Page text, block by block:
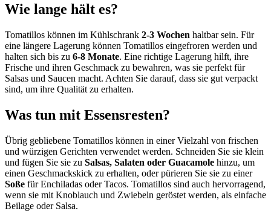
Wie lange hält es?
Tomatillos können im Kühlschrank 2-3 Wochen haltbar sein. Für
eine längere Lagerung können Tomatillos eingefroren werden und
halten sich bis zu 6-8 Monate. Eine richtige Lagerung hilft, ihre
Frische und ihren Geschmack zu bewahren, was sie perfekt für
Salsas und Saucen macht. Achten Sie darauf, dass sie gut verpackt
sind, um ihre Qualität zu erhalten.
Was tun mit Essensresten?
Übrig gebliebene Tomatillos können in einer Vielzahl von frischen
und würzigen Gerichten verwendet werden. Schneiden Sie sie klein
und fügen Sie sie zu Salsas, Salaten oder Guacamole hinzu, um
einen Geschmackskick zu erhalten, oder pürieren Sie sie zu einer
Soße für Enchiladas oder Tacos. Tomatillos sind auch hervorragend,
wenn sie mit Knoblauch und Zwiebeln geröstet werden, als einfache
Beilage oder Salsa.